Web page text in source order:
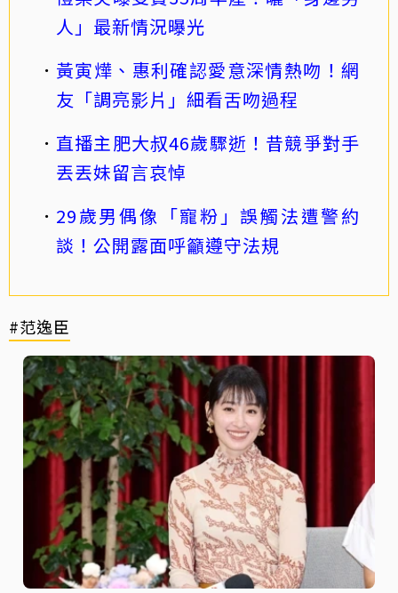
人」最新情況曝光
黃寅燁、惠利確認愛意深情熱吻！網
友「調亮影片」細看舌吻過程
直播主肥大叔46歲驟逝！昔競爭對手
丟丟妹留言哀悼
29歲男偶像「寵粉」誤觸法遭警約
談！公開露面呼籲遵守法規
#范逸臣